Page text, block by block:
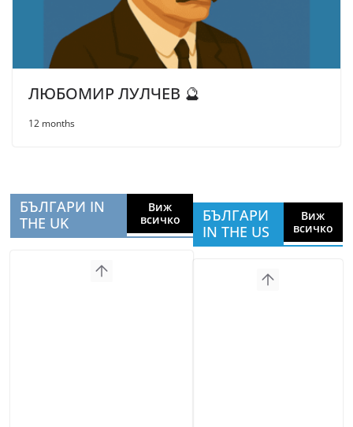
ЛЮБОМИР ЛУЛЧЕВ 🔮
12 months
БЪЛГАРИ IN
THE UK
Виж
всичко
БЪЛГАРИ
IN THE US
Виж
всичко